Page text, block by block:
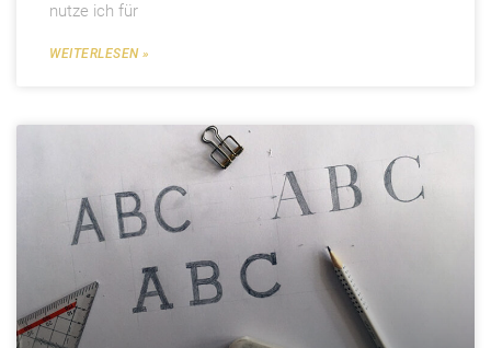
nutze ich für
WEITERLESEN »